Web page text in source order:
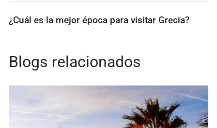
¿Cuál es la mejor época para visitar Grecia?
Blogs relacionados